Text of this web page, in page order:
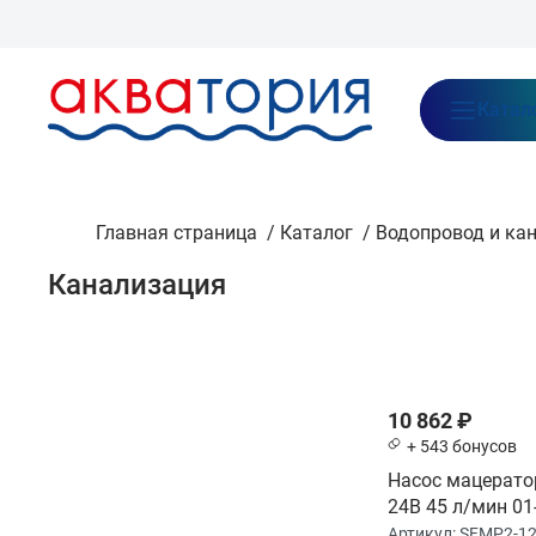
Главная страница / Каталог / Водопровод и
Канализация
10 862 ₽
+ 543 бонусов
Насос
24В 45 л/мин